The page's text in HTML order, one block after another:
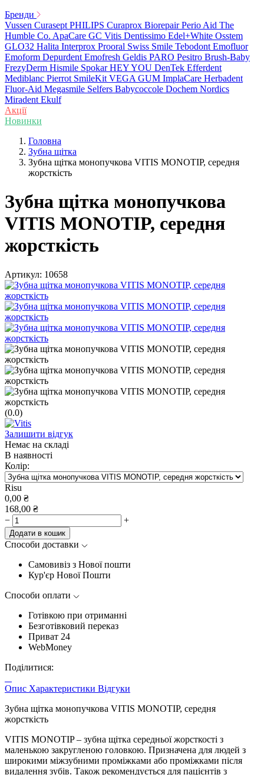
Бренди
Vussen Curasept PHILIPS Curaprox Biorepair Perio Aid The
Humble Co. ApaCare GC Vitis Dentissimo Edel+White Osstem
GLO32 Halita Interprox Prooral Swiss Smile Tebodont Emofluor
Emoform Depurdent Emofresh Geldis PARO Pesitro Brush-Baby
FrezyDerm Hismile Spokar HEY YOU DenTek Efferdent
Mediblanc Pierrot SmileKit VEGA GUM ImplaCare Herbadent
Fluor-Aid Megasmile Selfers Babycoccole Dochem Nordics
Miradent Ekulf
Акції
Новинки
Головна
Зубна щітка
Зубна щітка монопучкова VITIS MONOTIP, середня
жорсткість
Зубна щітка монопучкова
VITIS MONOTIP, середня
жорсткість
Артикул: 10658
(0.0)
Залишити відгук
Немає на складі
В наявності
Колір:
Risu
0,00 ₴
168,00 ₴
−
+
Додати в кошик
Способи доставки
Самовивіз з Нової пошти
Кур'єр Нової Пошти
Способи оплати
Готівкою при отриманні
Безготівковий переказ
Приват 24
WebMoney
Поділитися:
Опис Характеристики Відгуки
Зубна щітка монопучкова VITIS MONOTIP, середня
жорсткість
VITIS MONOTIP – зубна щітка середньої жорсткості з
маленькою закругленою головкою. Призначена для людей з
широкими міжзубними проміжками або проміжками після
видалення зубів. Також рекомендується для пацієнтів з